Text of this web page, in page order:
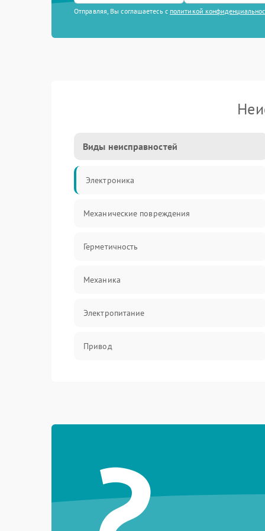
Отправляя, Вы соглашаетесь с политикой
Виды неисправностей
Электроника
Механические повреждения
Герметичность
Механика
Электропитание
Привод